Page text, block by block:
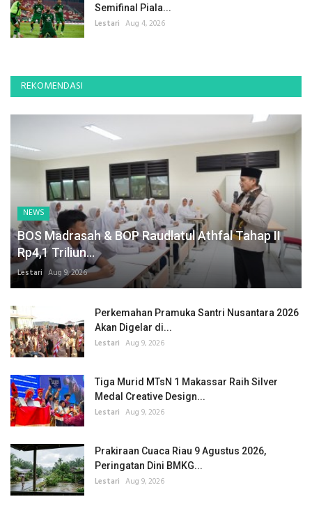
Semifinal Piala...
Lestari Aug 4, 2026
REKOMENDASI
NEWS
BOS Madrasah & BOP Raudlatul Athfal Tahap II
Rp4,1 Triliun...
Lestari Aug 9, 2026
Perkemahan Pramuka Santri Nusantara 2026
Akan Digelar di...
Lestari Aug 9, 2026
Tiga Murid MTsN 1 Makassar Raih Silver
Medal Creative Design...
Lestari Aug 9, 2026
Prakiraan Cuaca Riau 9 Agustus 2026,
Peringatan Dini BMKG...
Lestari Aug 9, 2026